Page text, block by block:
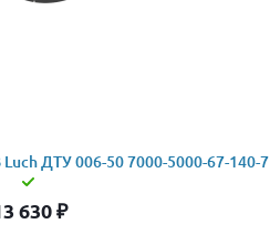
ДТУ 006-50 7000-5000-67-140-7
630₽